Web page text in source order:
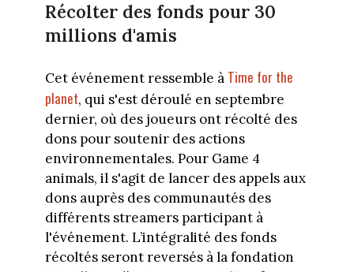
Récolter des fonds pour 30
millions d'amis
Cet événement ressemble à Time for the
planet, qui s'est déroulé en septembre
dernier, où des joueurs ont récolté des
dons pour soutenir des actions
environnementales. Pour Game 4
animals, il s'agit de lancer des appels aux
dons auprès des communautés des
différents streamers participant à
l'événement. L’intégralité des fonds
récoltés seront reversés à la fondation